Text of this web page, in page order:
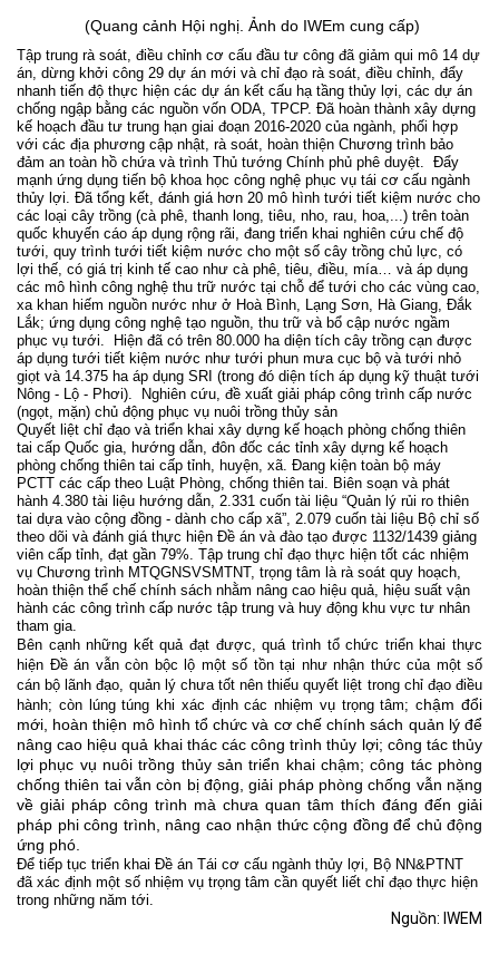
(Quang cảnh Hội nghị. Ảnh do IWEm cung cấp)
Tập trung rà soát, điều chỉnh cơ cấu đầu tư công đã giảm qui mô 14 dự
án, dừng khởi công 29 dự án mới và chỉ đạo rà soát, điều chỉnh, đẩy
nhanh tiến độ thực hiện các dự án kết cấu hạ tầng thủy lợi, các dự án
chống ngập bằng các nguồn vốn ODA, TPCP. Đã hoàn thành xây dựng
kế hoạch đầu tư trung hạn giai đoạn 2016-2020 của ngành, phối hợp
với các địa phương cập nhật, rà soát, hoàn thiện Chương trình bảo
đảm an toàn hồ chứa và trình Thủ tướng Chính phủ phê duyệt.
Đẩy
mạnh ứng dụng tiến bộ khoa học công nghệ phục vụ tái cơ cấu ngành
thủy lợi
Đã tổng kết, đánh giá hơn 20 mô hình tưới tiết kiệm nước cho
các loại cây trồng (cà phê, thanh long, tiêu, nho, rau, hoa,...) trên toàn
quốc khuyến cáo áp dụng rộng rãi , đang triển khai nghiên cứu chế độ
tưới, quy trình tưới tiết kiệm nước cho một số cây trồng chủ lực, có
lợi thế, có giá trị kinh tế cao như cà phê, tiêu, điều, mía… và áp dụng
các mô hình công nghệ thu trữ nước tại chỗ để tưới cho các vùng cao,
xa khan hiếm nguồn nước như ở Hoà Bình, Lạng Sơn, Hà Giang, Đắk
Lắk; ứng dụng công nghệ tạo nguồn, thu trữ và bổ cập nước ngầm
phục vụ tưới.
Hiện đã có trên 80.000 ha diện tích cây trồng cạn được
áp dụng tưới tiết kiệm nước như tưới phun mưa cục bộ và tưới nhỏ
giọt và 14.375 ha áp dụng SRI (trong đó diện tích áp dụng kỹ thuật tưới
Nông - Lộ - Phơi)
Nghiên cứu, đề xuất giải pháp công trình cấp nước
(ngọt, mặn) chủ động phục vụ nuôi trồng thủy sản
Quyết liệt chỉ đạo và triển khai xây dựng kế hoạch phòng chống thiên
tai cấp Quốc gia, hướng dẫn, đôn đốc các tỉnh xây dựng kế hoạch
phòng chống thiên tai cấp tỉnh, huyện, xã. Đang kiện toàn bộ máy
PCTT các cấp theo Luật Phòng, chống thiên tai. Biên soạn và phát
hành 4.380 tài liệu hướng dẫn, 2.331 cuốn tài liệu “Quản lý rủi ro thiên
tai dựa vào cộng đồng - dành cho cấp xã”, 2.079 cuốn tài liệu Bộ chỉ số
theo dõi và đánh giá thực hiện Đề án và đào tạo được 1132/1439 giảng
viên cấp tỉnh, đạt gần 79%. Tập trung chỉ đạo thực hiện tốt các nhiệm
vụ Chương trình MTQGNSVSMTNT, trọng tâm là rà soát quy hoạch,
hoàn thiện thể chế chính sách nhằm nâng cao hiệu quả, hiệu suất vận
hành các công trình cấp nước tập trung và huy động khu vực tư nhân
tham gia.
Bên cạnh những kết quả đạt được, quá trình tổ chức triển khai thực
hiện Đề án vẫn còn bộc lộ một số tồn tại như nhận thức của một số
cán bộ lãnh đạo, quản lý chưa tốt nên thiếu quyết liệt trong chỉ đạo điều
hành; còn lúng túng khi xác định các nhiệm vụ trọng tâm; chậm đổi
mới, hoàn thiện mô hình tổ chức và cơ chế chính sách quản lý để
nâng cao hiệu quả khai thác các công trình thủy lợi; công tác thủy
lợi phục vụ nuôi trồng thủy sản triển khai chậm; công tác phòng
chống thiên tai vẫn còn bị động, giải pháp phòng chống vẫn nặng
về giải pháp công trình mà chưa quan tâm thích đáng đến giải
pháp phi công trình, nâng cao nhận thức cộng đồng để chủ động
ứng phó.
Để tiếp tục triển khai Đề án Tái cơ cấu ngành thủy lợi, Bộ NN&PTNT
đã xác định một số nhiệm vụ trọng tâm cần quyết liết chỉ đạo thực hiện
trong những năm tới.
Nguồn: IWEM